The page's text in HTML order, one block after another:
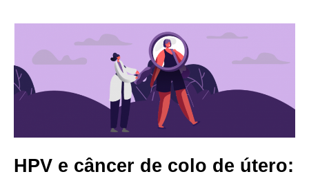
HPV e câncer de colo de útero: